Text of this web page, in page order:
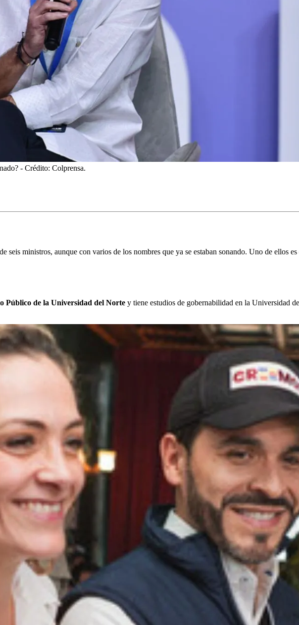
- Crédito: Colprensa.
ministros, aunque con varios de los nombres que ya se estaban sonando. Uno de ellos es
Público de la Universidad del Norte y tiene estudios de gobernabilidad en la Universidad